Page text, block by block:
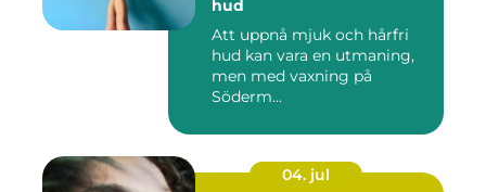
hud
Att uppnå mjuk och hårfri
hud kan vara en utmaning,
men med vaxning på
Söderm...
04. jul